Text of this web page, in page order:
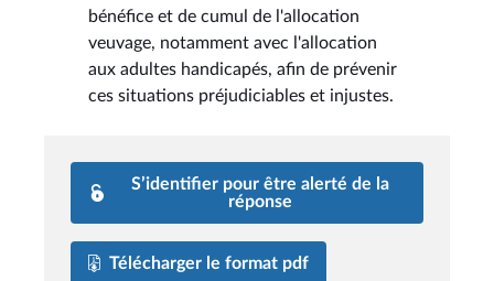
bénéfice et de cumul de l'allocation
veuvage, notamment avec l'allocation
aux adultes handicapés, afin de prévenir
ces situations préjudiciables et injustes.
S’identifier pour être alerté de la
réponse
Télécharger le format pdf